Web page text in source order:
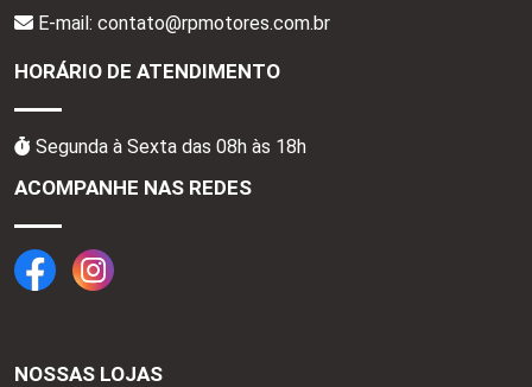
E-mail: contato@rpmotores.com.br
HORÁRIO DE ATENDIMENTO
Segunda à Sexta das 08h às 18h
ACOMPANHE NAS REDES
NOSSAS LOJAS